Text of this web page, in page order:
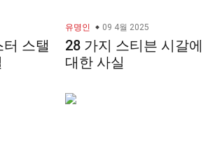
스탤
유명인 09 4월 2025
28 가지 스티븐 시갈에
대한 사실